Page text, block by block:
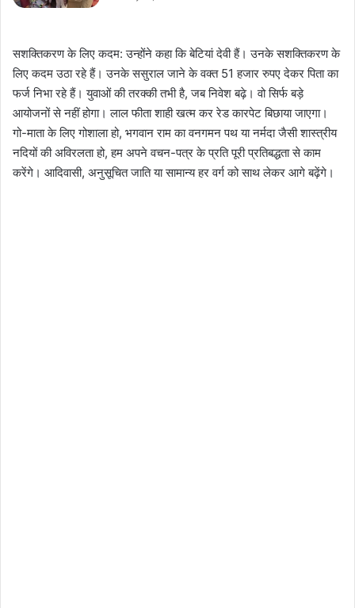
सशक्तिकरण के लिए कदम: उन्होंने कहा कि बेटियां देवी हैं। उनके सशक्तिकरण के
लिए कदम उठा रहे हैं। उनके ससुराल जाने के वक्त 51 हजार रुपए देकर पिता का
फर्ज निभा रहे हैं। युवाओं की तरक्की तभी है, जब निवेश बढ़े। वो सिर्फ बड़े
आयोजनों से नहीं होगा। लाल फीता शाही खत्म कर रेड कारपेट बिछाया जाएगा।
गो-माता के लिए गोशाला हो, भगवान राम का वनगमन पथ या नर्मदा जैसी शास्त्रीय
नदियों की अविरलता हो, हम अपने वचन-पत्र के प्रति पूरी प्रतिबद्धता से काम
करेंगे। आदिवासी, अनुसूचित जाति या सामान्य हर वर्ग को साथ लेकर आगे बढ़ेंगे।